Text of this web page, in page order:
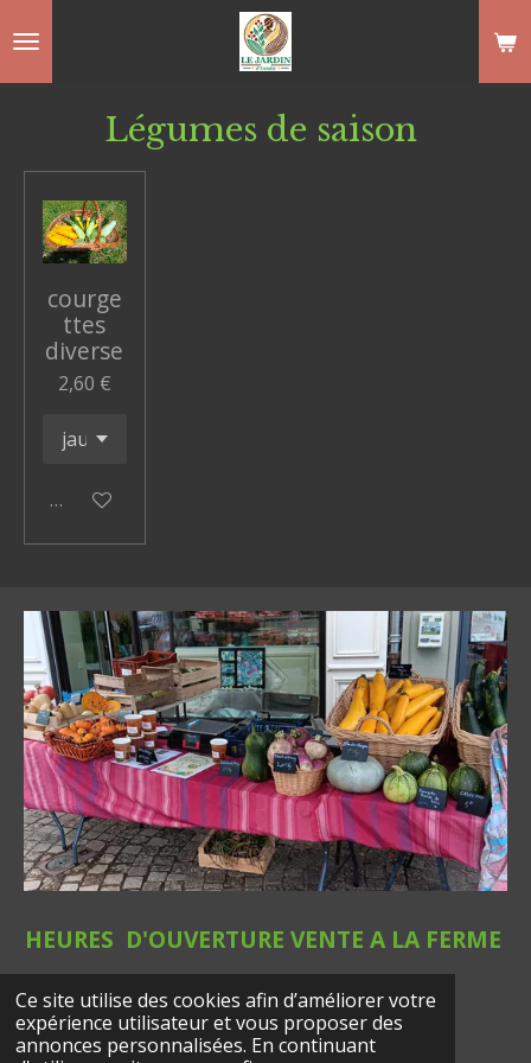
Ce site utilise des cookies afin d’améliorer votre
expérience utilisateur et vous proposer des
annonces personnalisées. En continuant
Légumes de saison
courge
ttes
diverse
2,60 €
Ajouter au panier
HEURES D'OUVERTURE VENTE A LA FERME
LUNDI AU SAMEDI 9H-12H/14H-19H
© 2024 - 2026 Le jardin d'Eulalie